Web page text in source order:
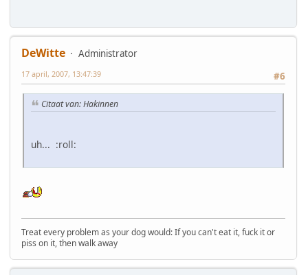
DeWitte
Administrator
#6
17 april, 2007, 13:47:39
Citaat van: Hakinnen
uh... :roll:
Treat every problem as your dog would: If you can't eat it, fuck it or
piss on it, then walk away